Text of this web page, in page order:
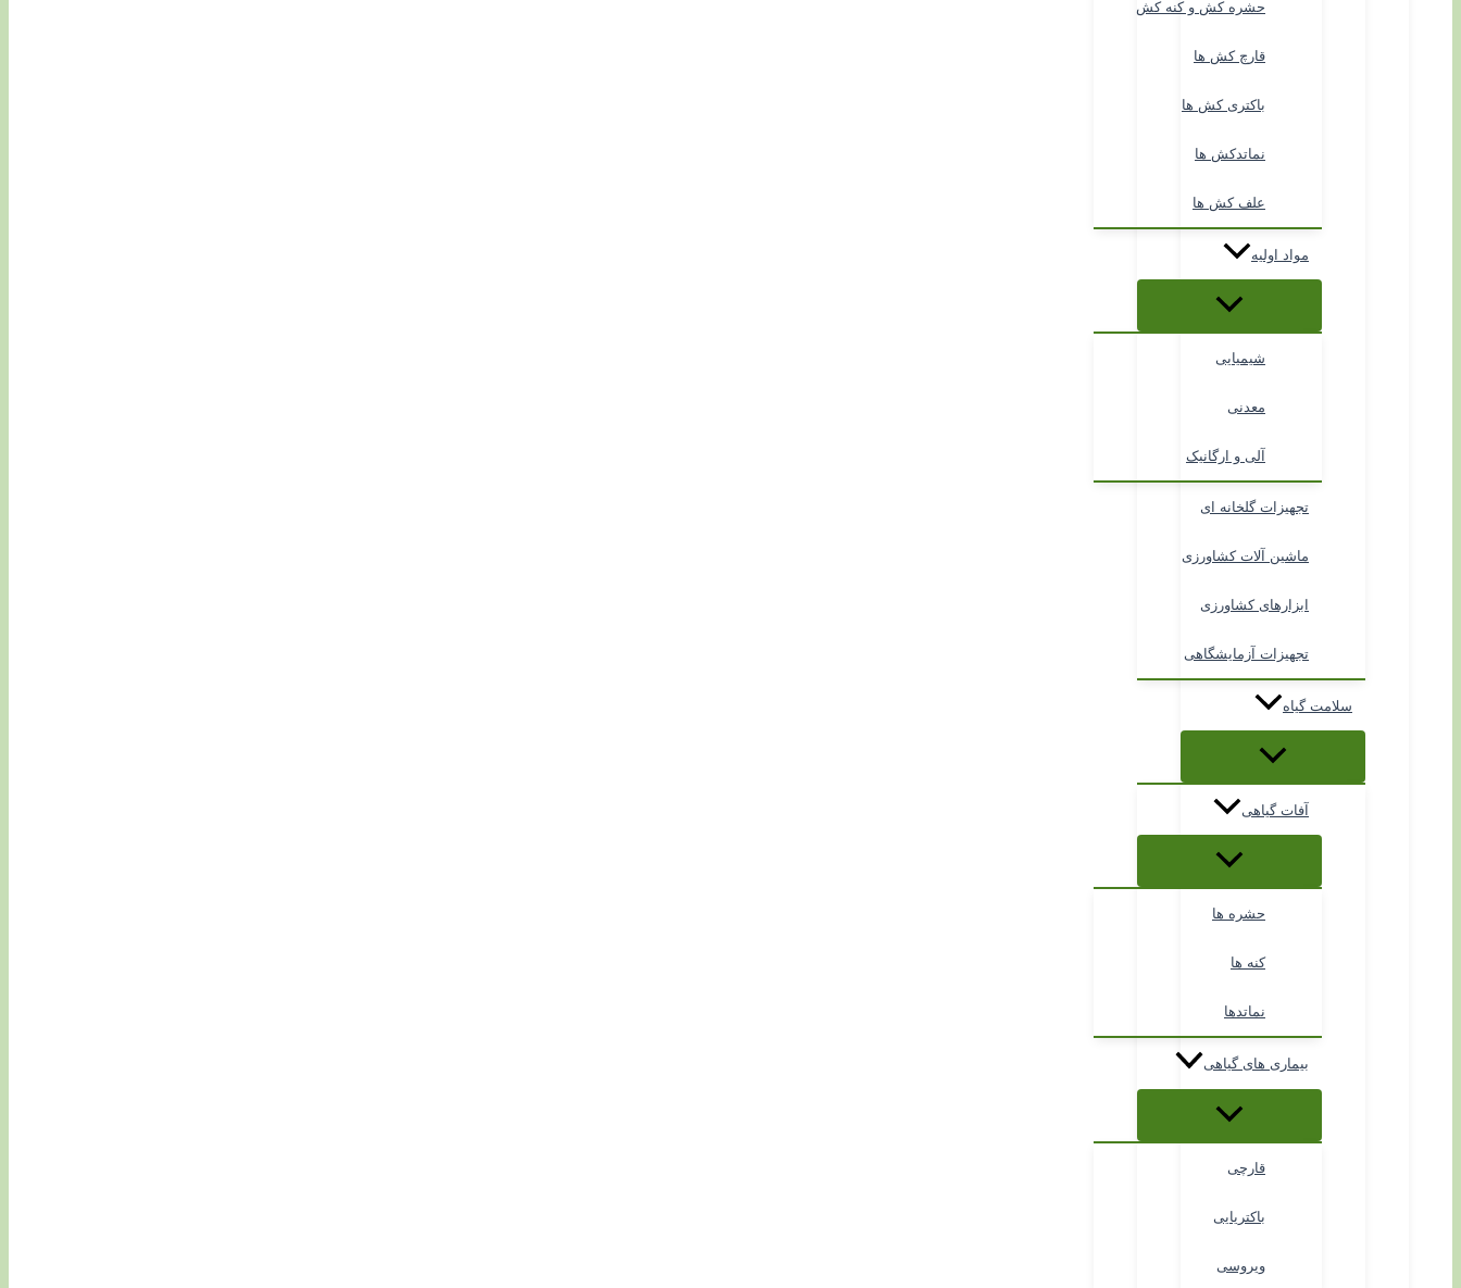
حشره کش و کنه کش
قارچ کش ها
باکتری کش ها
نماتدکش ها
علف کش ها
مواد اولیه
شیمیایی
معدنی
آلی و ارگانیک
تجهیزات گلخانه ای
ماشین آلات کشاورزی
ابزارهای کشاورزی
تجهیزات آزمایشگاهی
سلامت گیاه
آفات گیاهی
حشره ها
کنه ها
نماتدها
بیماری های گیاهی
قارچی
باکتریایی
ویروسی